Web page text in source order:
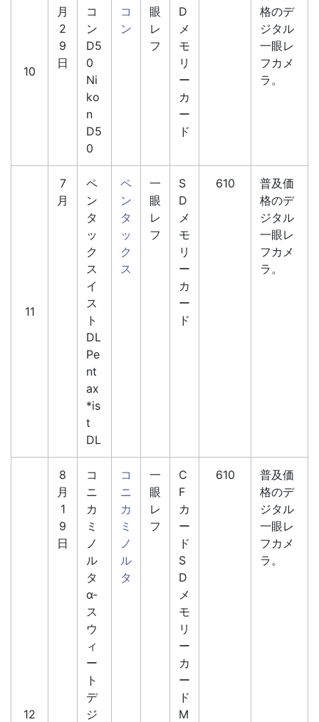
10
月
2
9
日
コ
ン
D5
0
Ni
ko
n
D5
0
コ
ン
眼
レ
フ
D
メ
モ
リ
ー
カ
ー
ド
格のデ
ジタル
一眼レ
フカメ
ラ。
11
7
月
ペ
ン
タ
ッ
ク
ス
イ
ス
ト
DL
Pe
nt
ax
*is
t
DL
ペ
ン
タ
ッ
ク
ス
一
眼
レ
フ
S
D
メ
モ
リ
ー
カ
ー
ド
610
普及価
格のデ
ジタル
一眼レ
フカメ
ラ。
12
8
月
1
9
日
コ
ニ
カ
ミ
ノ
ル
タ
α-
ス
ウ
ィ
ー
ト
デ
ジ
コ
ニ
カ
ミ
ノ
ル
タ
一
眼
レ
フ
C
F
カ
ー
ド
S
D
メ
モ
リ
ー
カ
ー
ド
M
610
普及価
格のデ
ジタル
一眼レ
フカメ
ラ。